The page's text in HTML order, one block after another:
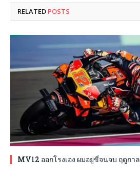
RELATED POSTS
MV12 ออกโรงเอง ผมอยู่ขี่จนจบ ฤดูกาล